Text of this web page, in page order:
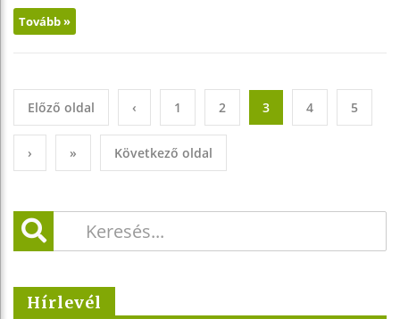
Tovább »
Előző oldal ‹ 1 2 3 4 5
› » Következő oldal
Hírlevél